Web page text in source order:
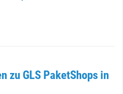
zu GLS PaketShops in